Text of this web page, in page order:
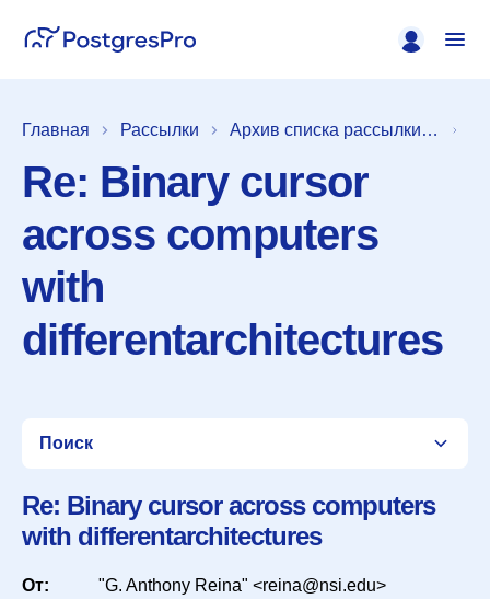
Главная Рассылки Архив списка рассылки [pgsql-hackers]
Re: Binary cursor
across computers
with
differentarchitectures
Поиск
Re: Binary cursor across computers
with differentarchitectures
От:
"G. Anthony Reina" <reina@nsi.edu>